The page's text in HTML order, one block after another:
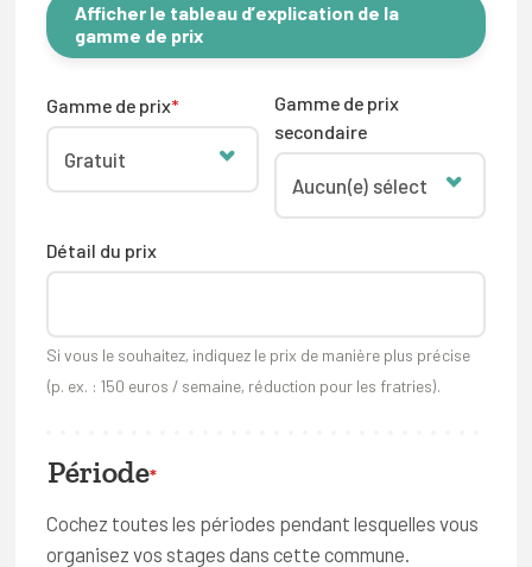
Afficher le tableau d’explication de la
gamme de prix
Gamme de prix*
Gamme de prix
secondaire
Détail du prix
Si vous le souhaitez, indiquez le prix de manière plus précise
(p. ex. : 150 euros / semaine, réduction pour les fratries).
Période*
Cochez toutes les périodes pendant lesquelles vous
organisez vos stages dans cette commune.